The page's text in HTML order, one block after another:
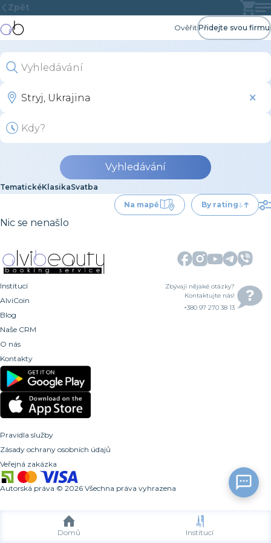
Domů Institucí
Zpět
Ověřit Přidejte svou firmu
Vyhledávání
TematickéKlasikaSvatba
Na mapě
By rating
Nic se nenašlo
Institucí
AlviCoin
Blog
Naše CRM
O nás
Kontakty
Zbývají nějaké otázky?
Kontaktujte nás!
+380 97 270 38 13
Pravidla služby
Zásady ochrany osobních údajů
Veřejná zakázka
Autorská práva © 2026 Všechna práva vyhrazena